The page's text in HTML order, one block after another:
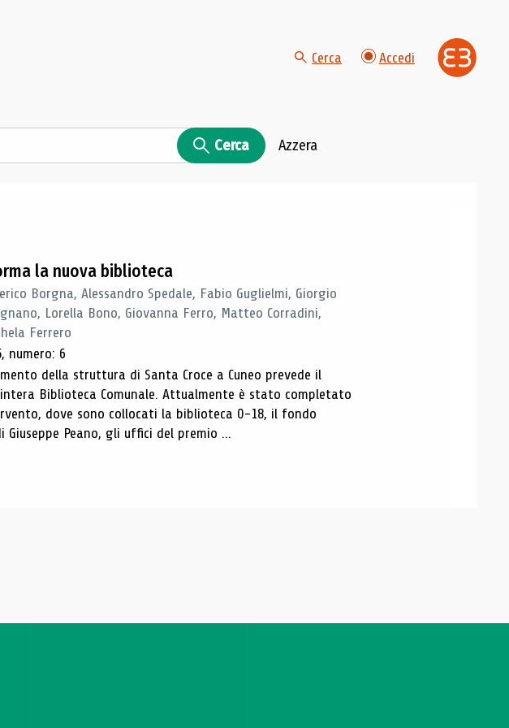
Cerca Accedi
Cerca Azzera
la nuova biblioteca
Borgna, Alessandro Spedale, Fabio Guglielmi, Giorgio
Lorella Bono, Giovanna Ferro, Matteo Corradini,
Ferrero
numero: 6
della struttura di Santa Croce a Cuneo prevede il
Biblioteca Comunale. Attualmente è stato completato
dove sono collocati la biblioteca 0-18, il fondo
Giuseppe Peano, gli uffici del premio ...